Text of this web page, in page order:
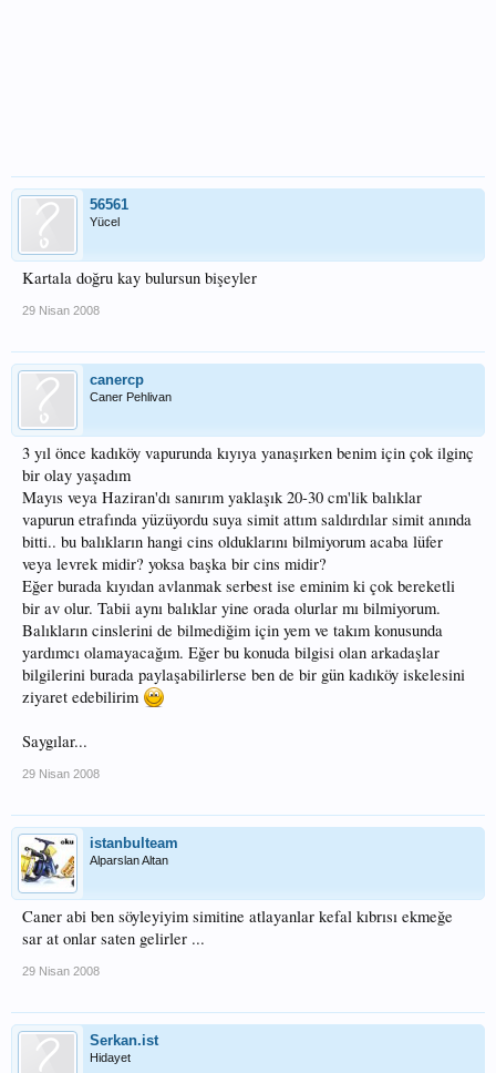
56561
Yücel
Kartala doğru kay bulursun bişeyler
29 Nisan 2008
canercp
Caner Pehlivan
3 yıl önce kadıköy vapurunda kıyıya yanaşırken benim için çok ilginç
bir olay yaşadım
Mayıs veya Haziran'dı sanırım yaklaşık 20-30 cm'lik balıklar
vapurun etrafında yüzüyordu suya simit attım saldırdılar simit anında
bitti.. bu balıkların hangi cins olduklarını bilmiyorum acaba lüfer
veya levrek midir? yoksa başka bir cins midir?
Eğer burada kıyıdan avlanmak serbest ise eminim ki çok bereketli
bir av olur. Tabii aynı balıklar yine orada olurlar mı bilmiyorum.
Balıkların cinslerini de bilmediğim için yem ve takım konusunda
yardımcı olamayacağım. Eğer bu konuda bilgisi olan arkadaşlar
bilgilerini burada paylaşabilirlerse ben de bir gün kadıköy iskelesini
ziyaret edebilirim
Saygılar...
29 Nisan 2008
istanbulteam
Alparslan Altan
Caner abi ben söyleyiyim simitine atlayanlar kefal kıbrısı ekmeğe
sar at onlar saten gelirler ...
29 Nisan 2008
Serkan.ist
Hidayet